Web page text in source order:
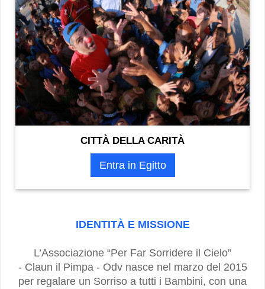
CITTÀ DELLA CARITÀ
Entra in Egitto
IDENTITÀ E MISSIONE
L’Associazione “Per Far Sorridere il Cielo”
- Claun il Pimpa - Odv nasce nel marzo del 2015
per regalare un Sorriso a tutti i Bambini, con una